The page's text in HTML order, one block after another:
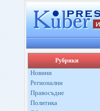
Рубрики
Новини
Регионални
Правосъдие
Политика